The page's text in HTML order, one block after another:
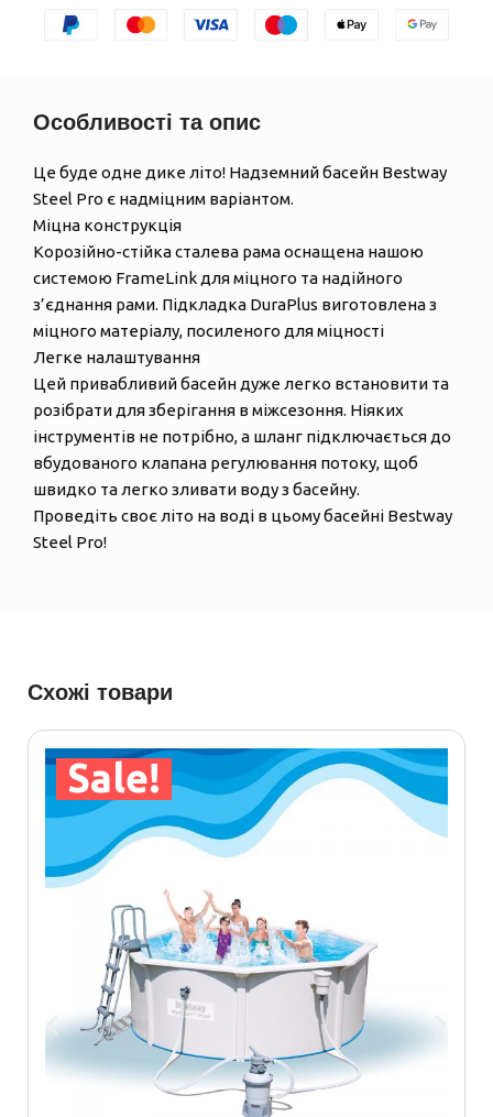
Особливості та опис
Це буде одне дике літо! Надземний басейн Bestway
Steel Pro є надміцним варіантом.
Міцна конструкція
Корозійно-стійка сталева рама оснащена нашою
системою FrameLink для міцного та надійного
з’єднання рами. Підкладка DuraPlus виготовлена ​​з
міцного матеріалу, посиленого для міцності
Легке налаштування
Цей привабливий басейн дуже легко встановити та
розібрати для зберігання в міжсезоння. Ніяких
інструментів не потрібно, а шланг підключається до
вбудованого клапана регулювання потоку, щоб
швидко та легко зливати воду з басейну.
Проведіть своє літо на воді в цьому басейні Bestway
Steel Pro!
Схожі товари
Sale!